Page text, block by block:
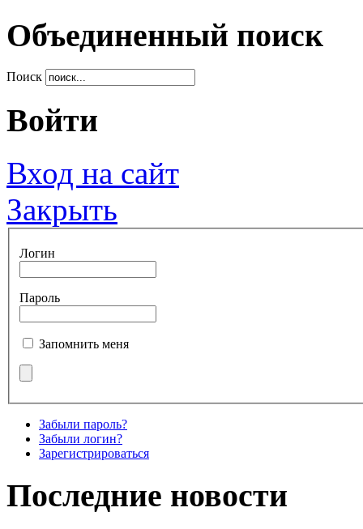
Объединенный поиск
Поиск
Войти
Вход на сайт
Закрыть
Логин
Пароль
Запомнить меня
Забыли пароль?
Забыли логин?
Зарегистрироваться
Последние новости